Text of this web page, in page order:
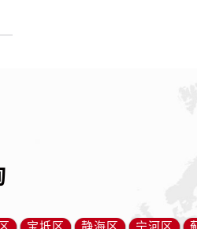
宝坻区 静海区 宁河区